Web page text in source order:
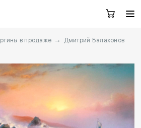
в продаже → Дмитрий Балахонов